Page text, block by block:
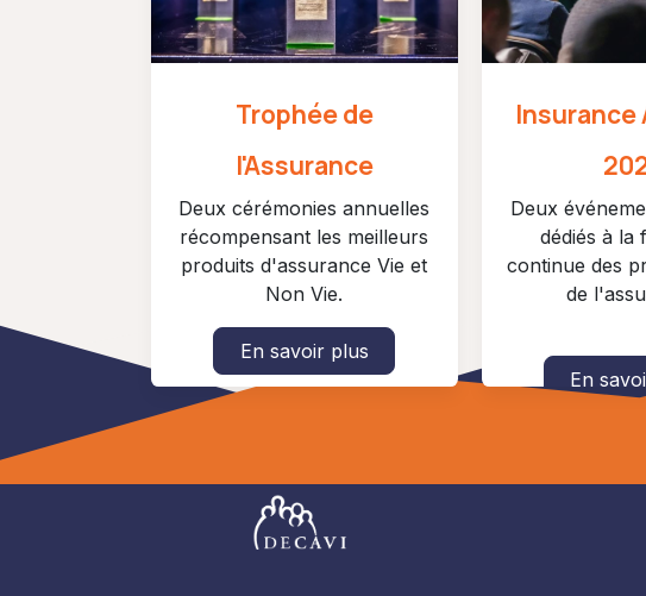
Trophée de
l'Assurance
Deux cérémonies annuelles
récompensant les meilleurs
produits d'assurance Vie et
Non Vie.
En savoir plus
Insurance
Deux
dédiés à la
continue des
de
En